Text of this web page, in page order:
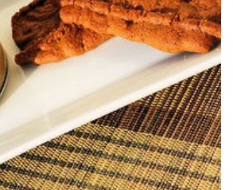
DE SPECULOOS
sutilmente especiados por unas galletas
servir de base para preparar yogures de
miles de galletas .o)